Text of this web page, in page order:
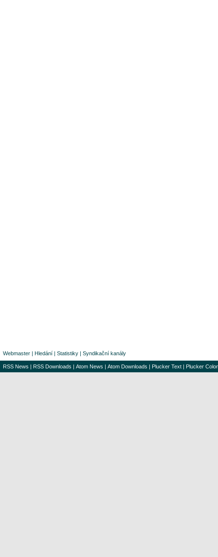
Webmaster | Hledání | Statistiky | Syndikační kanály
RSS News | RSS Downloads | Atom News | Atom Downloads | Plucker Text | Plucker Color